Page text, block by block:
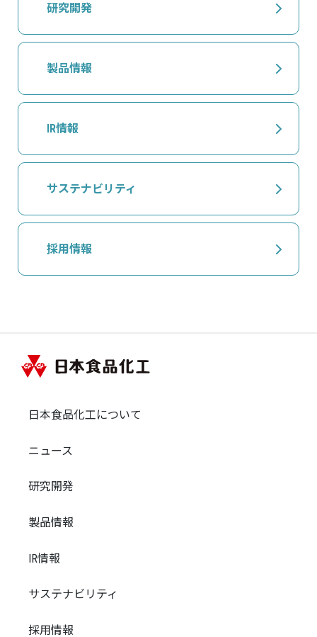
研究開発
製品情報
IR情報
サステナビリティ
採用情報
日本食品化工について
ニュース
研究開発
製品情報
IR情報
サステナビリティ
採用情報